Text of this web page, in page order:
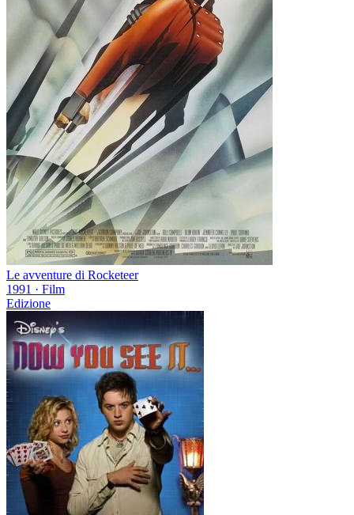
Le avventure di Rocketeer
1991 · Film
Edizione